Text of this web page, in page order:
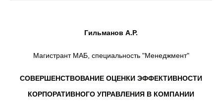
Гильманов А.Р.
Магистрант МАБ, специальность "Менеджмент"
СОВЕРШЕНСТВОВАНИЕ ОЦЕНКИ ЭФФЕКТИВНОСТИ
КОРПОРАТИВНОГО УПРАВЛЕНИЯ В КОМПАНИИ